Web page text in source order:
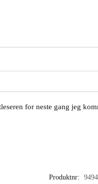
for neste gang jeg
Produktnr: